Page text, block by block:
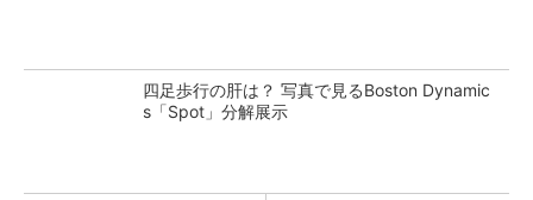
四足歩行の肝は？ 写真で見るBoston Dynamic
s「Spot」分解展示